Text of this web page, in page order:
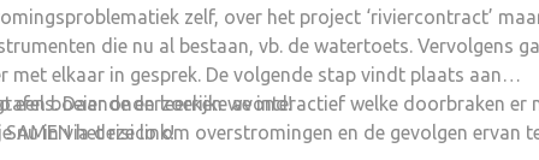
zelf, over het project ‘riviercontract’
die nu al bestaan, vb. de watertoets. Vervolgens
met elkaar in gesprek. De volgende stap vindt plaats aan
Daar onderzoeken we interactief welke doorbraken er
SAMEN het risico om overstromingen en de gevolgen ervan
een boeiende en leerrijke avond!
nu in via deze link!